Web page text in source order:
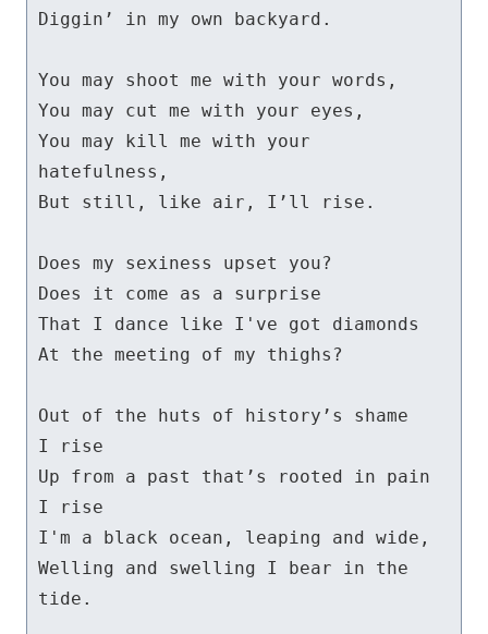
Diggin’ in my own backyard.
You may shoot me with your words,
You may cut me with your eyes,
You may kill me with your
hatefulness,
But still, like air, I’ll rise.
Does my sexiness upset you?
Does it come as a surprise
That I dance like I've got diamonds
At the meeting of my thighs?
Out of the huts of history’s shame
I rise
Up from a past that’s rooted in pain
I rise
I'm a black ocean, leaping and wide,
Welling and swelling I bear in the
tide.